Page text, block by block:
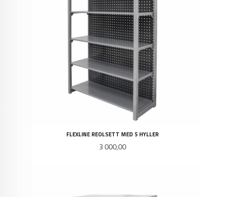
FLEXLINE REOLSETT MED 5 HYLLER
Pris
3 000,00